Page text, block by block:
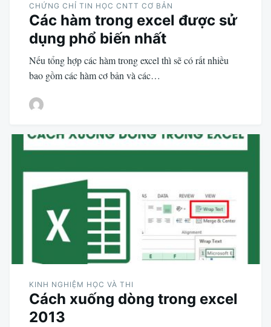
CHỨNG CHỈ TIN HỌC CNTT CƠ BẢN
Các hàm trong excel được sử
dụng phổ biến nhất
Nếu tổng hợp các hàm trong excel thì sẽ có rất nhiều
bao gồm các hàm cơ bản và các…
KINH NGHIỆM HỌC VÀ THI
Cách xuống dòng trong excel
2013